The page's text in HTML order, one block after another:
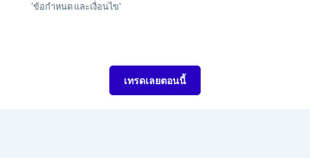
'ข้อกำหนด และเงื่อนไข'
เทรดเลยตอนนี้